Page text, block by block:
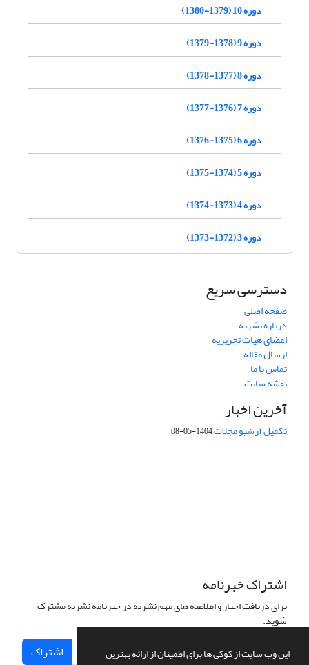
این وب سایت از کوکی ها برای اطمینان از ارائه بهترین
دوره 10 (1379-1380)
دوره 9 (1378-1379)
دوره 8 (1377-1378)
دوره 7 (1376-1377)
دوره 6 (1375-1376)
دوره 5 (1374-1375)
دوره 4 (1373-1374)
دوره 3 (1372-1373)
دسترسی سریع
صفحه اصلی
درباره نشریه
اعضای هیات تحریریه
ارسال مقاله
تماس با ما
نقشه سایت
آخرین اخبار
تکمیل آرشیو مجلات1404-05-08
اشتراک خبرنامه
برای دریافت اخبار و اطلاعیه های مهم نشریه در خبرنامه نشریه مشترک
شوید.
اشتراک